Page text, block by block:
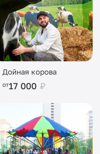
Дойная корова
от17 000 ₽